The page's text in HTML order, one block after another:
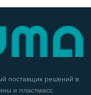
поставщик решений в
и пластмасс.